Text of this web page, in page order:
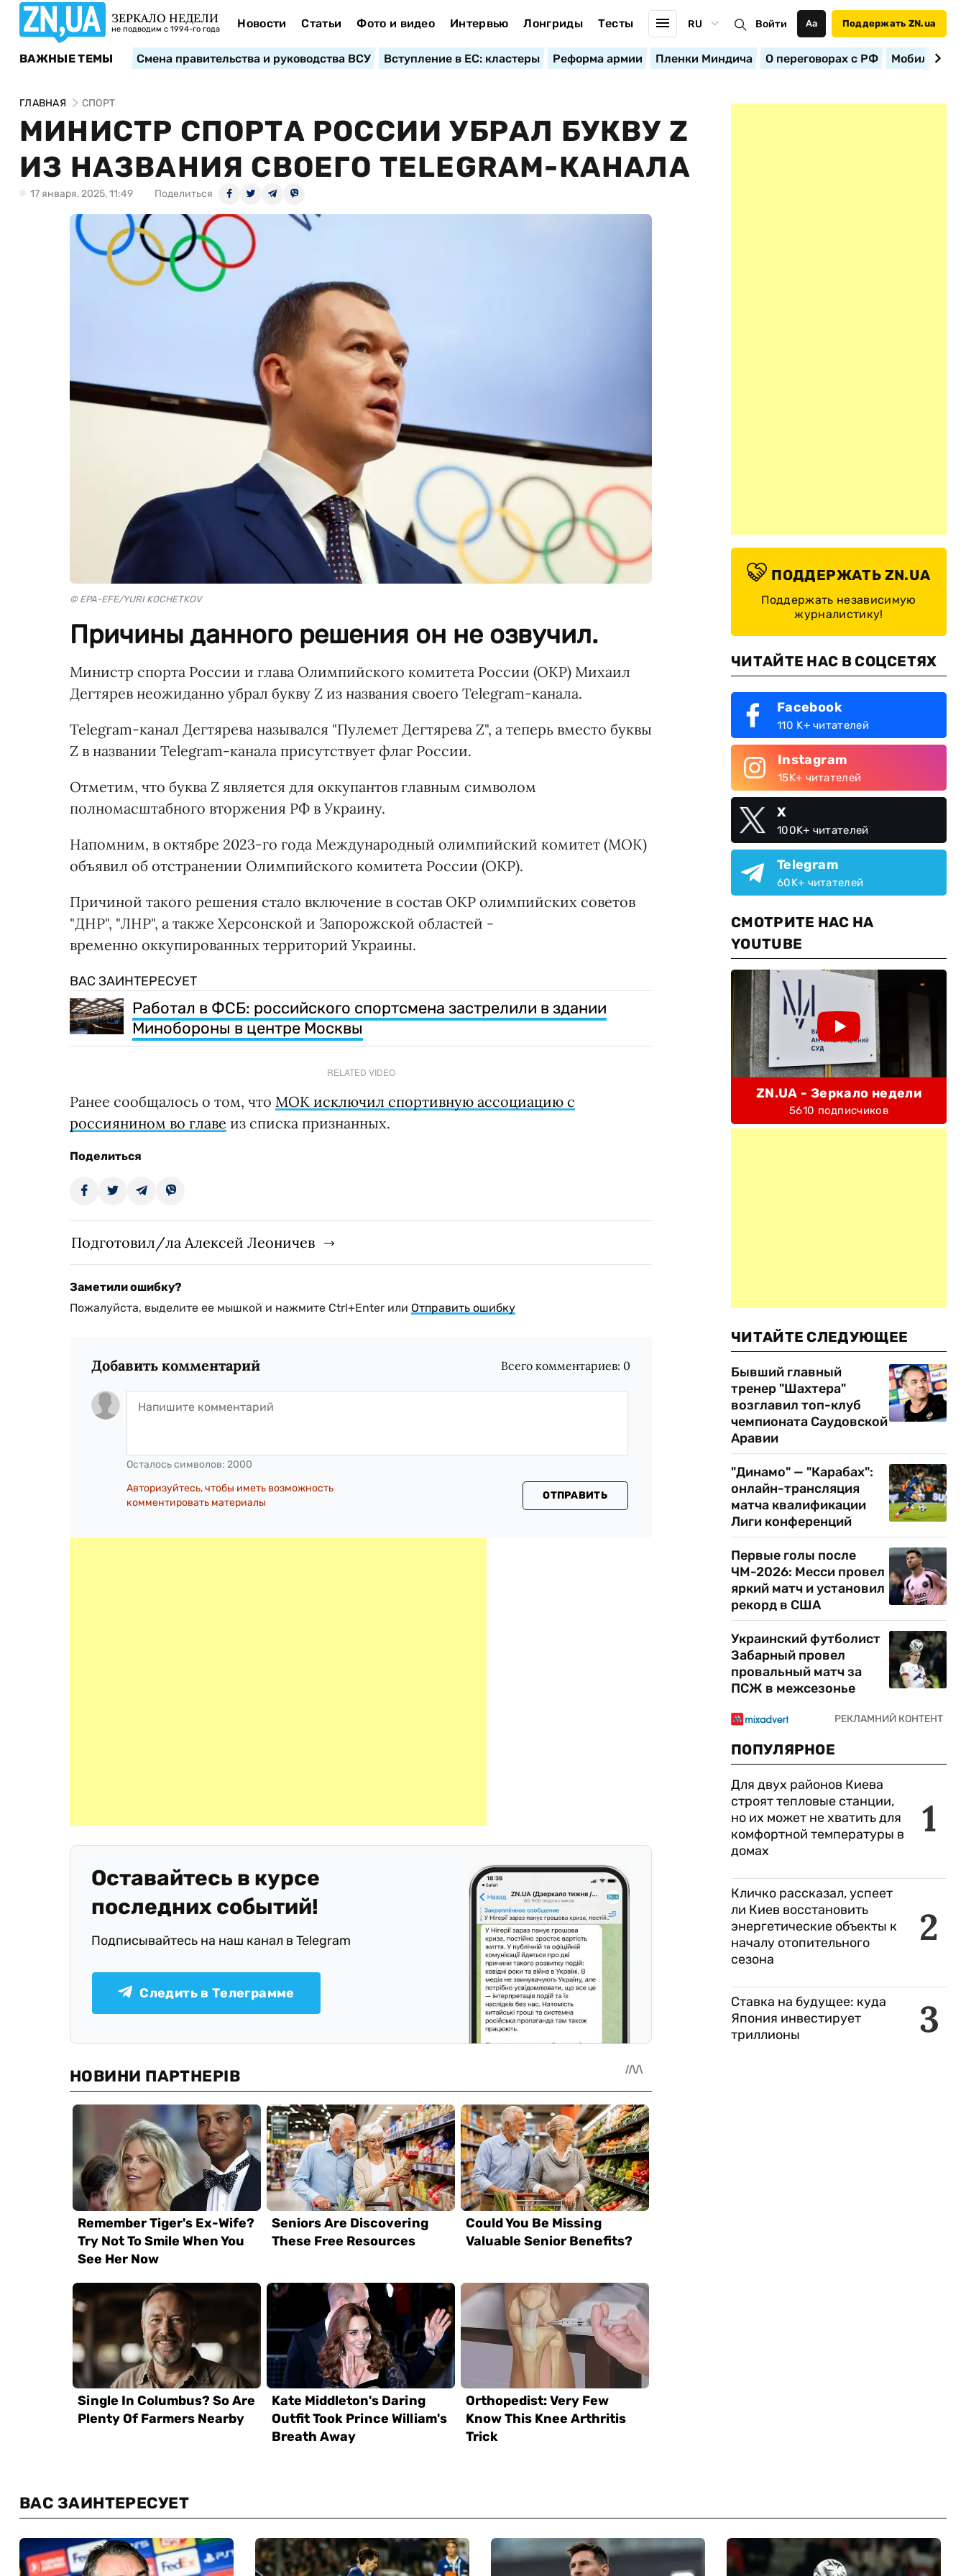
ЗЕРКАЛО НЕДЕЛИ
не подводим с 1994-го года Новости Статьи Фото и видео Интервью Лонгриды Тесты RU Войти Аа Поддержать ZN.ua
ВАЖНЫЕ ТЕМЫ Смена правительства и руководства ВСУ Вступление в ЕС: кластеры Реформа армии Пленки Миндича О переговорах с РФ
ГЛАВНАЯ СПОРТ
МИНИСТР СПОРТА РОССИИ УБРАЛ БУКВУ Z
ИЗ НАЗВАНИЯ СВОЕГО TELEGRAM-КАНАЛА
17 января, 2025, 11:49 Поделиться
© EPA-EFE/YURI KOCHETKOV
Причины данного решения он не озвучил.
Министр спорта России и глава Олимпийского комитета России (ОКР) Михаил
Дегтярев неожиданно убрал букву Z из названия своего Telegram-канала.
Telegram-канал Дегтярева назывался "Пулемет Дегтярева Z", а теперь вместо буквы
Z в названии Telegram-канала присутствует флаг России.
Отметим, что буква Z является для оккупантов главным символом
полномасштабного вторжения РФ в Украину.
Напомним, в октябре 2023-го года Международный олимпийский комитет (МОК)
объявил об отстранении Олимпийского комитета России (ОКР).
Причиной такого решения стало включение в состав ОКР олимпийских советов
"ДНР", "ЛНР", а также Херсонской и Запорожской областей -
временно оккупированных территорий Украины.
ВАС ЗАИНТЕРЕСУЕТ
Работал в ФСБ: российского спортсмена застрелили в здании
Минобороны в центре Москвы
RELATED VIDEO
Ранее сообщалось о том, что МОК исключил спортивную ассоциацию с
россиянином во главе из списка признанных.
Поделиться
Подготовил/ла Алексей Леоничев
Заметили ошибку?
Пожалуйста, выделите ее мышкой и нажмите Ctrl+Enter или Отправить ошибку
Добавить комментарий Всего комментариев: 0
Осталось символов: 2000
Авторизуйтесь, чтобы иметь возможность
комментировать материалы
ОТПРАВИТЬ
Оставайтесь в курсе
последних событий!
Подписывайтесь на наш канал в Telegram
Следить в Телеграмме
ПОДДЕРЖАТЬ ZN.UA
Поддержать независимую
журналистику!
ЧИТАЙТЕ НАС В СОЦСЕТЯХ
Facebook
110 K+ читателей
Instagram
15K+ читателей
X
100K+ читателей
Telegram
60K+ читателей
СМОТРИТЕ НАС НА
YOUTUBE
ZN.UA - Зеркало недели
5610 подписчиков
ЧИТАЙТЕ СЛЕДУЮЩЕЕ
Бывший главный
тренер "Шахтера"
возглавил топ-клуб
чемпионата Саудовской
Аравии
"Динамо" — "Карабах":
онлайн-трансляция
матча квалификации
Лиги конференций
Первые голы после
ЧМ-2026: Месси провел
яркий матч и установил
рекорд в США
Украинский футболист
Забарный провел
провальный матч за
ПСЖ в межсезонье
ПОПУЛЯРНОЕ
1
Для двух районов Киева
строят тепловые станции,
но их может не хватить для
комфортной температуры в
домах
2
Кличко рассказал, успеет
ли Киев восстановить
энергетические объекты к
началу отопительного
сезона
3
Ставка на будущее: куда
Япония инвестирует
триллионы
ВАС ЗАИНТЕРЕСУЕТ